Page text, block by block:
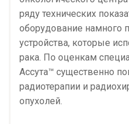
ряду технических
оборудование намного
устройства, которые
рака. По оценкам
Ассута™ существенно
радиотерапии и
опухолей.